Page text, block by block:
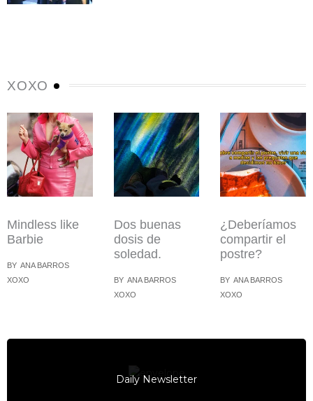
XOXO
Mindless like
Barbie
BY ANA BARROS
XOXO
Dos buenas
dosis de
soledad.
BY ANA BARROS
XOXO
¿Deberíamos
compartir el
postre?
BY ANA BARROS
XOXO
Daily Newsletter